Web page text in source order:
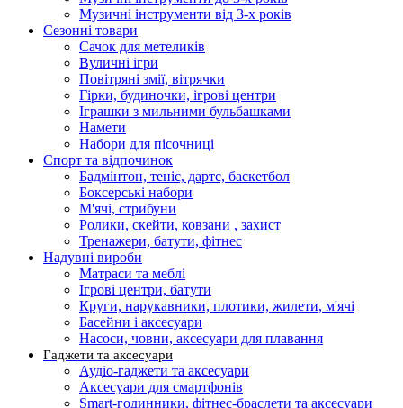
Музичні інструменти від 3-х років
Сезонні товари
Сачок для метеликів
Вуличні ігри
Повітряні змії, вітрячки
Гірки, будиночки, ігрові центри
Іграшки з мильними бульбашками
Намети
Набори для пісочниці
Спорт та відпочинок
Бадмінтон, теніс, дартс, баскетбол
Боксерські набори
М'ячі, стрибуни
Ролики, скейти, ковзани , захист
Тренажери, батути, фітнес
Надувні вироби
Матраси та меблі
Ігрові центри, батути
Круги, нарукавники, плотики, жилети, м'ячі
Басейни і аксесуари
Насоси, човни, аксесуари для плавання
Гаджети та аксесуари
Аудіо-гаджети та аксесуари
Аксесуари для смартфонів
Smart-годинники, фітнес-браслети та аксесуари